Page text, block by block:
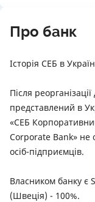
Про банк
Історія СЕБ в
Після
представлений в
«СЕБ
Corporate Bank» не
осіб-підприємців.
Власником банку є
(Швеція) - 100%.